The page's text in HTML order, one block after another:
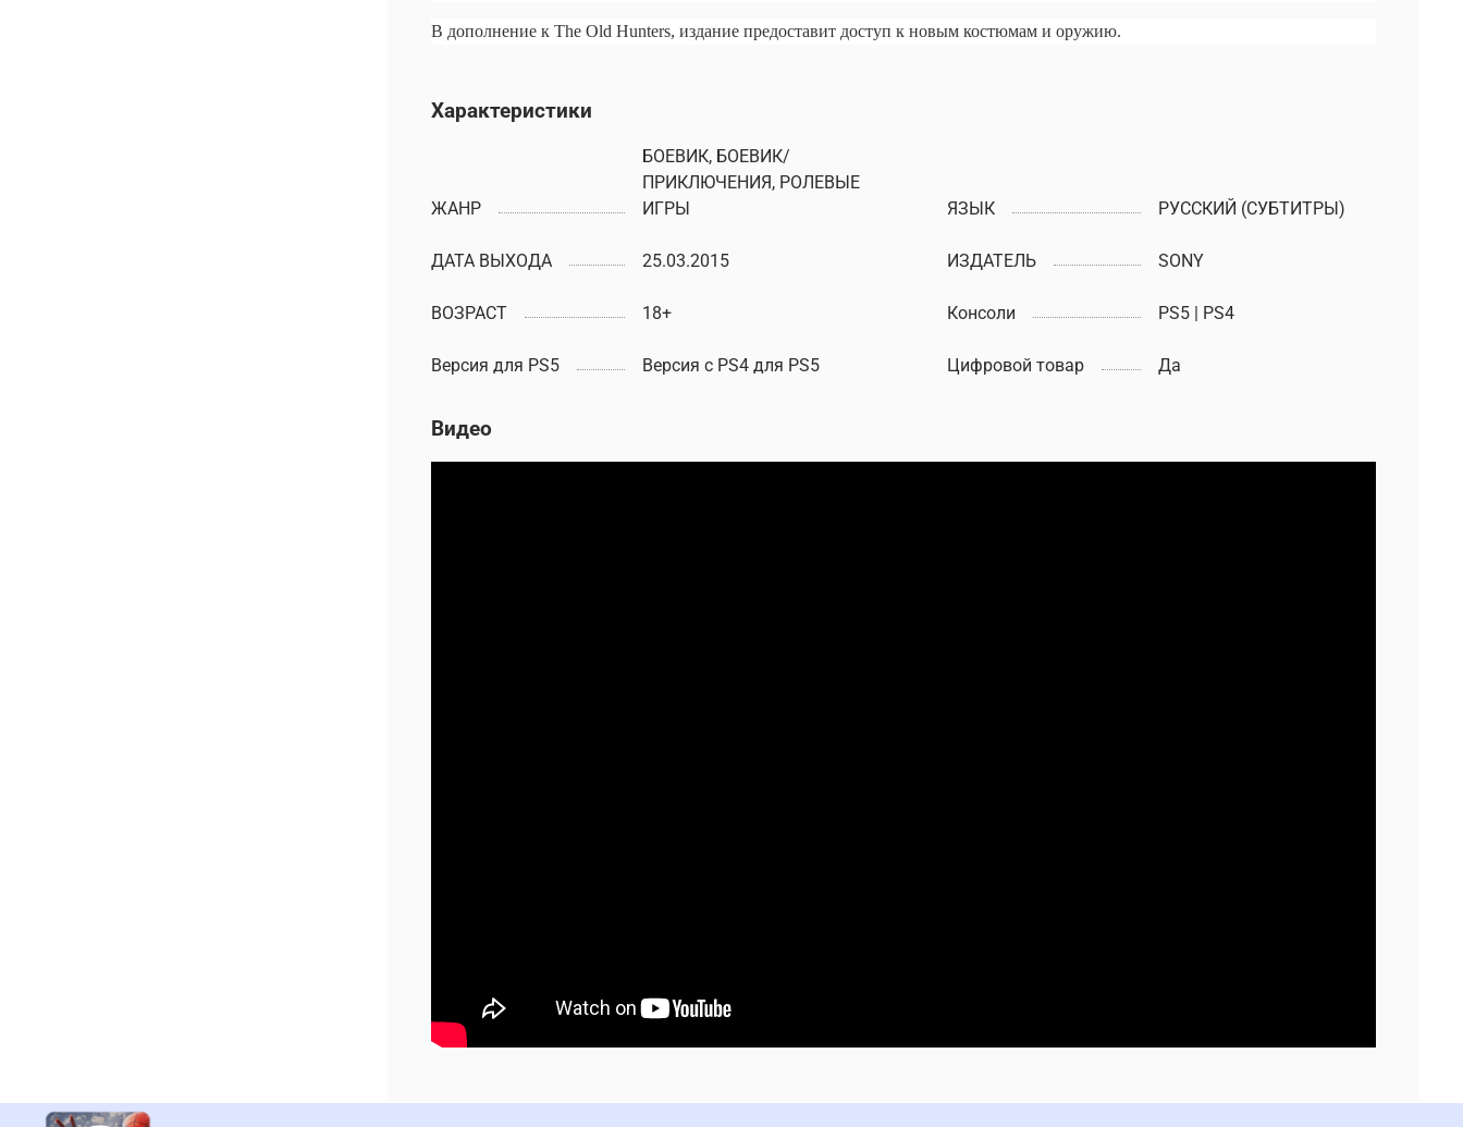
В дополнение к The Old Hunters, издание предоставит доступ к новым костюмам и оружию.
Характеристики
ЖАНР
БОЕВИК, БОЕВИК/
ПРИКЛЮЧЕНИЯ, РОЛЕВЫЕ
ИГРЫ
ЯЗЫК РУССКИЙ (СУБТИТРЫ)
ДАТА ВЫХОДА 25.03.2015 ИЗДАТЕЛЬ SONY
ВОЗРАСТ 18+ Консоли PS5 | PS4
Версия для PS5 Версия с PS4 для PS5 Цифровой товар Да
Видео